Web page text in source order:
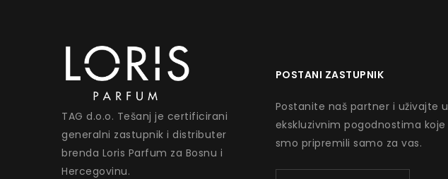
TAG d.o.o. Tešanj je certificirani
generalni zastupnik i distributer
brenda Loris Parfum za Bosnu i
Hercegovinu.
POSTANI ZASTUPNIK
Postanite naš partner i uživajte u
ekskluzivnim pogodnostima koje
smo pripremili samo za vas.